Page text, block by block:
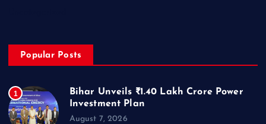
Popular Posts
1
Bihar Unveils ₹1.40 Lakh Crore Power
Investment Plan
August 7, 2026